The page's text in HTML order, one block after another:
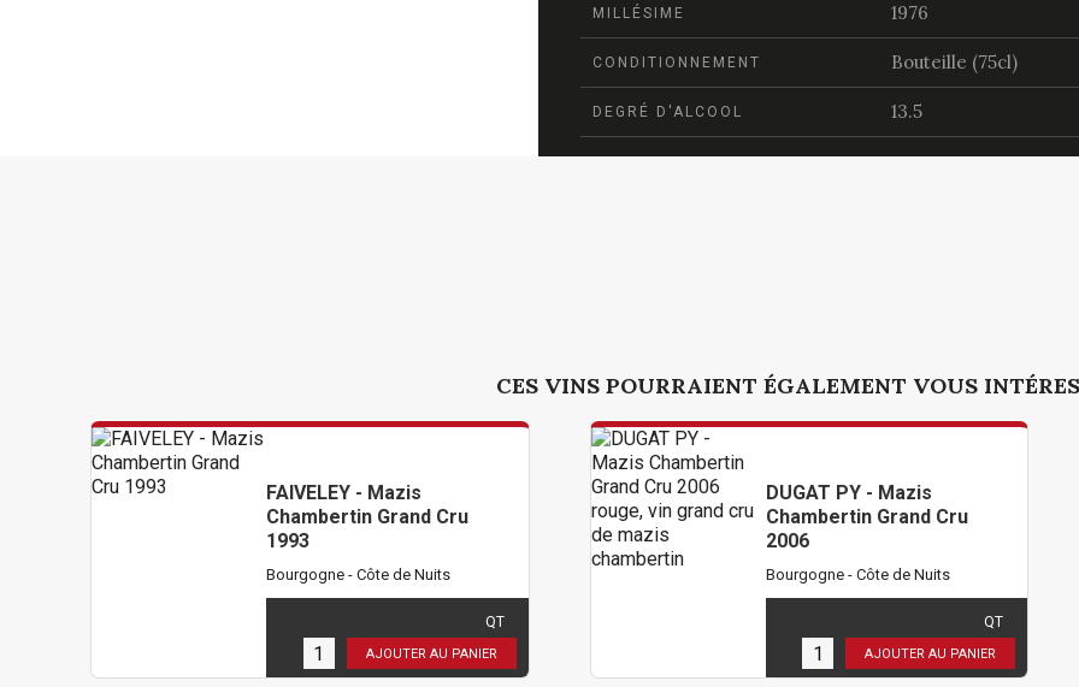
MILLÉSIME 1976
CONDITIONNEMENT Bouteille (75cl)
DEGRÉ D'ALCOOL 13.5
CES VINS POURRAIENT ÉGALEMENT VOUS
FAIVELEY - Mazis
Chambertin Grand Cru
1993
Bourgogne - Côte de Nuits
( 270,00 € HT )
en stock
QT
AJOUTER AU PANIER
DUGAT PY - Mazis
Chambertin Grand Cru
2006
Bourgogne - Côte de Nuits
( 479,00 € HT )
en stock
QT
AJOUTER AU PANIER